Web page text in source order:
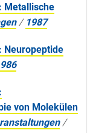
Metallische
/ 1987
Neuropeptide
von Molekülen
/